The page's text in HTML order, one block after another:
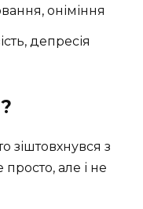
оніміння
депресія
зіштовхнувся з
але і не